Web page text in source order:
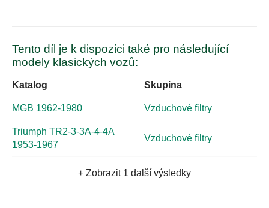
Tento díl je k dispozici také pro následující
modely klasických vozů:
Katalog Skupina
MGB 1962-1980 Vzduchové filtry
Triumph TR2-3-3A-4-4A
1953-1967
Vzduchové filtry
+ Zobrazit 1 další výsledky